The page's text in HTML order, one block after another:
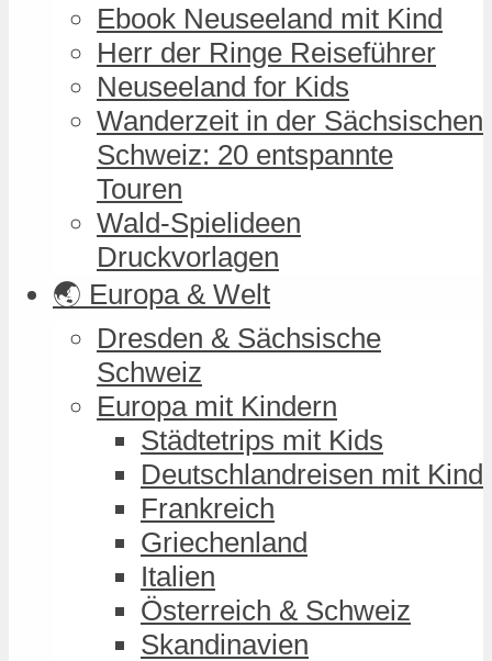
Ebook Neuseeland mit Kind
Herr der Ringe Reiseführer
Neuseeland for Kids
Wanderzeit in der Sächsischen
Schweiz: 20 entspannte
Touren
Wald-Spielideen
Druckvorlagen
🌏 Europa & Welt
Dresden & Sächsische
Schweiz
Europa mit Kindern
Städtetrips mit Kids
Deutschlandreisen mit Kind
Frankreich
Griechenland
Italien
Österreich & Schweiz
Skandinavien